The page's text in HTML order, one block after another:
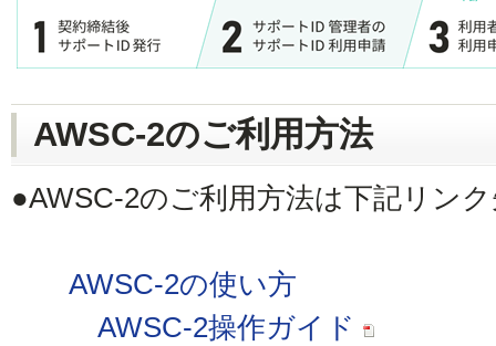
AWSC-2のご利用方法
●AWSC-2のご利用方法は下記リン
AWSC-2の使い方
AWSC-2操作ガイド